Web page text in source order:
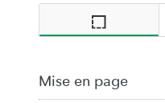
Mise en page